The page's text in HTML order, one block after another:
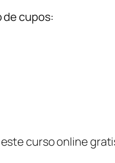
de cupos:
curso online